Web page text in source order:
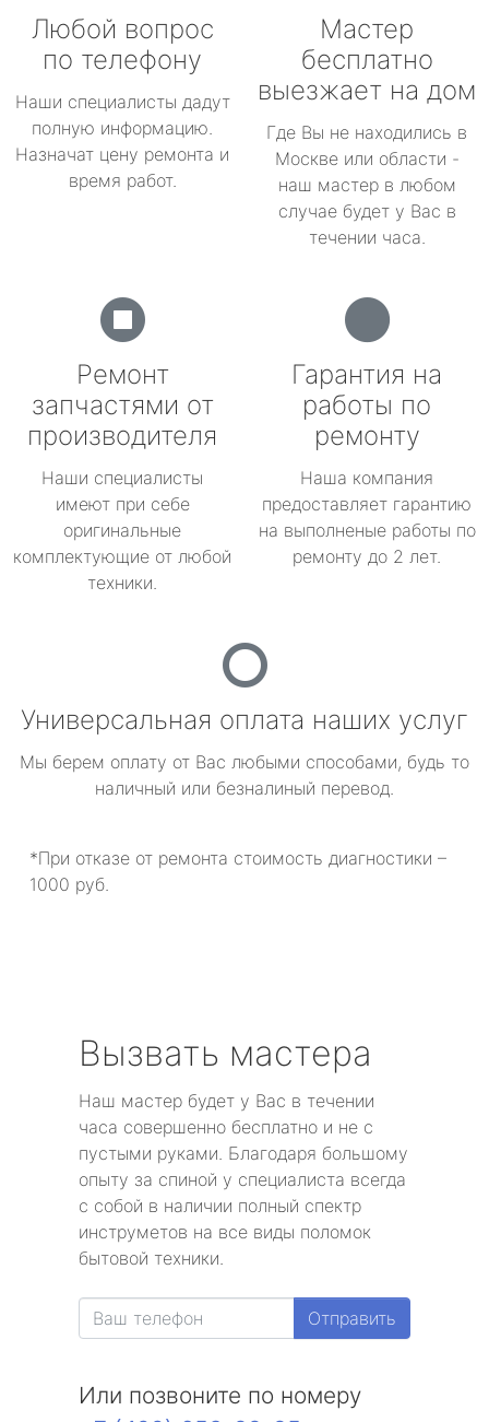
Любой вопрос
по телефону
Наши специалисты дадут
полную информацию.
Назначат цену ремонта и
время работ.
Мастер
бесплатно
выезжает на дом
Где Вы не находились в
Москве или области -
наш мастер в любом
случае будет у Вас в
течении часа.
Ремонт
запчастями от
производителя
Наши специалисты
имеют при себе
оригинальные
комплектующие от любой
техники.
Гарантия на
работы по
ремонту
Наша компания
предоставляет гарантию
на выполненые работы по
ремонту до 2 лет.
Универсальная оплата наших услуг
Мы берем оплату от Вас любыми способами, будь то
наличный или безналиный перевод.
*При отказе от ремонта стоимость диагностики –
1000 руб.
Вызвать мастера
Наш мастер будет у Вас в течении
часа совершенно бесплатно и не с
пустыми руками. Благодаря большому
опыту за спиной у специалиста всегда
с собой в наличии полный спектр
инструметов на все виды поломок
бытовой техники.
Отправить
Или позвоните по номеру